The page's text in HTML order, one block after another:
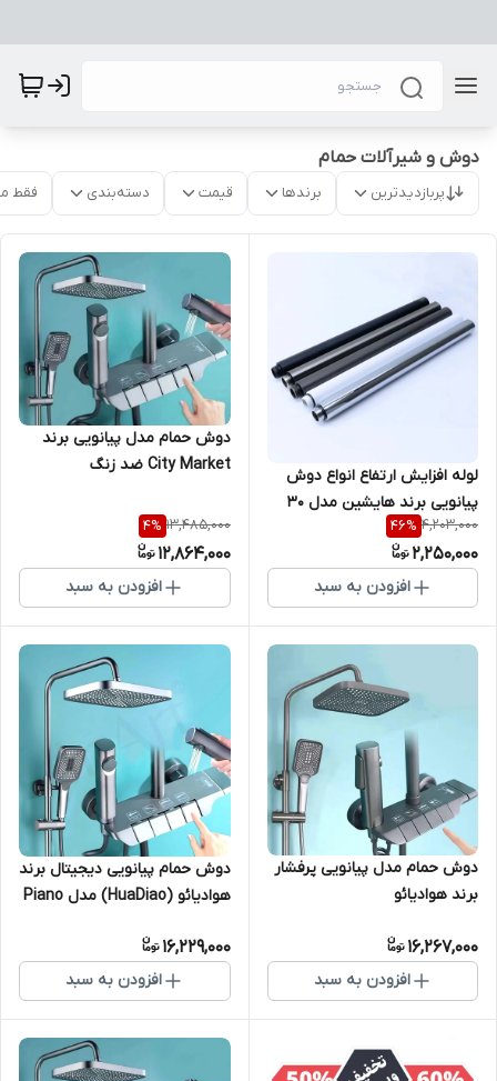
دوش و شیرآلات حمام
پربازدیدترین برندها قیمت دسته‌بندی فقط
لوله افزایش ارتفاع انواع دوش
پیانویی برند هایشین مدل 30
سانتی
4,203,000
46%
2,250,000
افزودن به سبد
دوش حمام مدل پیانویی برند
City Market ضد زنگ
13,485,000
4%
12,864,000
افزودن به سبد
دوش حمام مدل پیانویی پرفشار
برند هوادیائو
16,267,000
افزودن به سبد
دوش حمام پیانویی دیجیتال برند
هوادیائو (HuaDiao) مدل Piano
16,229,000
افزودن به سبد